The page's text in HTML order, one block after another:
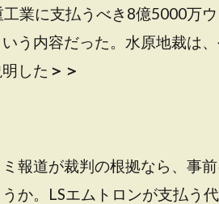
業に支払うべき8億5000万
う内容だった。 水原地裁は
した ＞＞
報道が裁判の根拠なら、事
か。LSエムトロンが支払う